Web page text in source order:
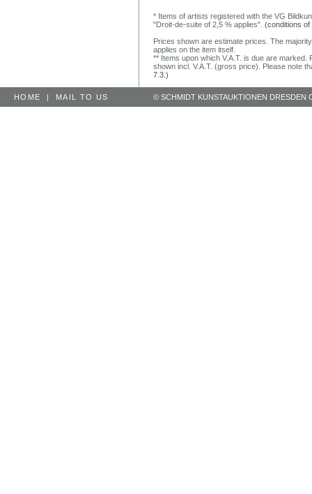
* Items of artists registered with the VG
"Droit-de-suite of 2,5 % applies". (conditions of
Prices shown are estimate prices. The
applies on the item itself.
** Items upon which V.A.T. is due are
shown incl. V.A.T. (gross price). Please note
7.3.)
HOME | MAIL TO US © SCHMIDT KUNSTAUKTIONEN DRESDEN